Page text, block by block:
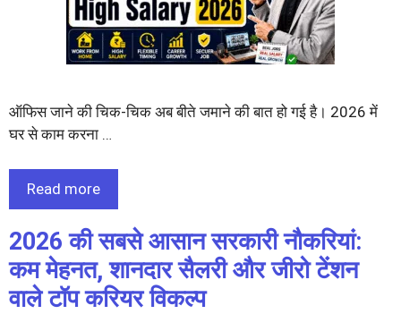
ऑफिस जाने की चिक-चिक अब बीते जमाने की बात हो गई है। 2026 में
घर से काम करना …
Read more
2026 की सबसे आसान सरकारी नौकरियां:
कम मेहनत, शानदार सैलरी और जीरो टेंशन
वाले टॉप करियर विकल्प